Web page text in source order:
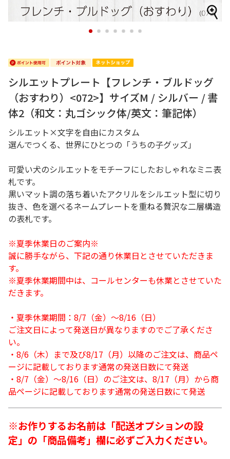
1 2 3 4 5 6 7
シルエットプレート【フレンチ・ブルドッグ
（おすわり）<072>】サイズM / シルバー / 書
体2（和文：丸ゴシック体/英文：筆記体）
シルエット×文字を自由にカスタム
選んでつくる、世界にひとつの「うちの子グッズ」
可愛い犬のシルエットをモチーフにしたおしゃれなミニ表
札です。
黒いマット調の落ち着いたアクリルをシルエット型に切り
抜き、色を選べるネームプレートを重ねる贅沢な二層構造
の表札です。
※夏季休業日のご案内※
誠に勝手ながら、下記の通り休業日とさせていただきま
す。
※夏季休業期間中は、コールセンターも休業とさせていた
だきます。
・夏季休業期間：8/7（金）～8/16（日）
ご注文日によって発送日が異なりますのでご了承くださ
い。
・8/6（木）まで及び8/17（月）以降のご注文は、商品ペ
ージに記載しております通常の発送日数にて発送
・8/7（金）～8/16（日）のご注文は、8/17（月）から商
品ページに記載しております通常の発送日数にて発送
※お作りするお名前は「配送オプションの設
定」の「商品備考」欄に必ずご入力ください。